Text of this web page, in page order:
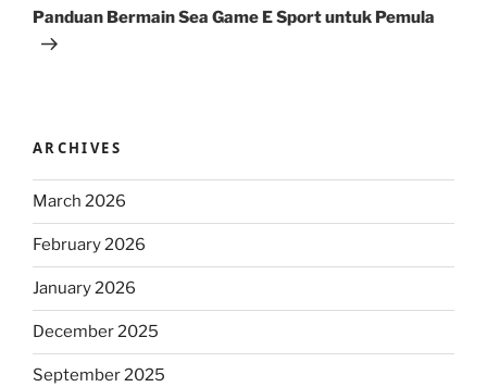
Post
Panduan Bermain Sea Game E Sport untuk Pemula
ARCHIVES
March 2026
February 2026
January 2026
December 2025
September 2025